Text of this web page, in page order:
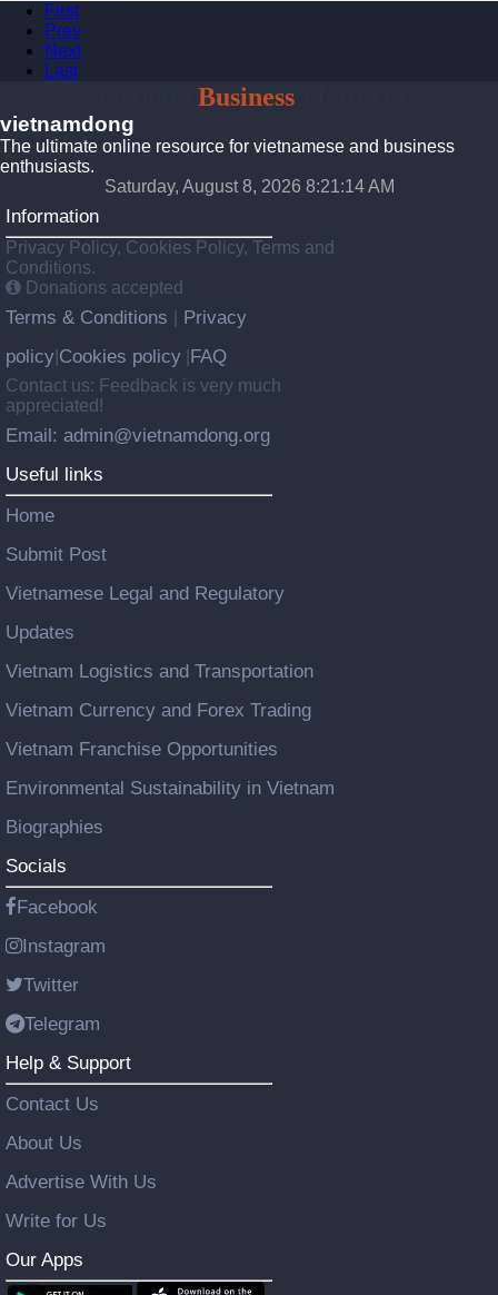
First
Prev
Next
Last
BusinessPlatform
vietnamdong
The ultimate online resource for vietnamese and business
enthusiasts.
Saturday, August 8, 2026 8:21:15 AM
Information
Privacy Policy, Cookies Policy, Terms and
Conditions.
Donations accepted
Terms & Conditions
Privacy
policy Cookies policy FAQ
Contact us: Feedback is very much
appreciated!
Email: admin@vietnamdong.org
Useful links
Home
Submit Post
Vietnamese Legal and Regulatory
Updates
Vietnam Logistics and Transportation
Vietnam Currency and Forex Trading
Vietnam Franchise Opportunities
Environmental Sustainability in Vietnam
Biographies
Socials
Facebook
Instagram
Twitter
Telegram
Help & Support
Contact Us
About Us
Advertise With Us
Write for Us
Our Apps